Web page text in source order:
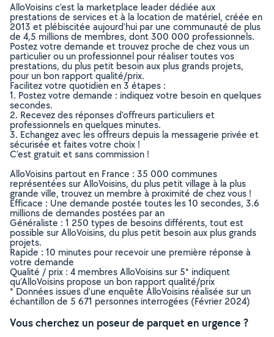
AlloVoisins c’est la marketplace leader dédiée aux
prestations de services et à la location de matériel, créée en
2013 et plébiscitée aujourd’hui par une communauté de plus
de 4,5 millions de membres, dont 300 000 professionnels.
Postez votre demande et trouvez proche de chez vous un
particulier ou un professionnel pour réaliser toutes vos
prestations, du plus petit besoin aux plus grands projets,
pour un bon rapport qualité/prix.
Facilitez votre quotidien en 3 étapes :
1. Postez votre demande : indiquez votre besoin en quelques
secondes.
2. Recevez des réponses d’offreurs particuliers et
professionnels en quelques minutes.
3. Echangez avec les offreurs depuis la messagerie privée et
sécurisée et faites votre choix !
C’est gratuit et sans commission !
AlloVoisins partout en France : 35 000 communes
représentées sur AlloVoisins, du plus petit village à la plus
grande ville, trouvez un membre à proximité de chez vous !
Efficace : Une demande postée toutes les 10 secondes, 3.6
millions de demandes postées par an
Généraliste : 1 250 types de besoins différents, tout est
possible sur AlloVoisins, du plus petit besoin aux plus grands
projets.
Rapide : 10 minutes pour recevoir une première réponse à
votre demande
Qualité / prix : 4 membres AlloVoisins sur 5* indiquent
qu’AlloVoisins propose un bon rapport qualité/prix
* Données issues d’une enquête AlloVoisins réalisée sur un
échantillon de 5 671 personnes interrogées (Février 2024)
Vous cherchez un poseur de parquet en urgence ?